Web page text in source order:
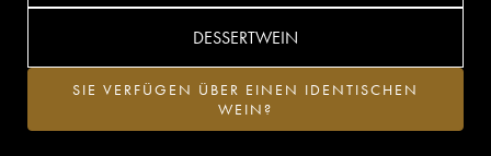
DESSERTWEIN
SIE VERFÜGEN ÜBER EINEN IDENTISCHEN
WEIN?